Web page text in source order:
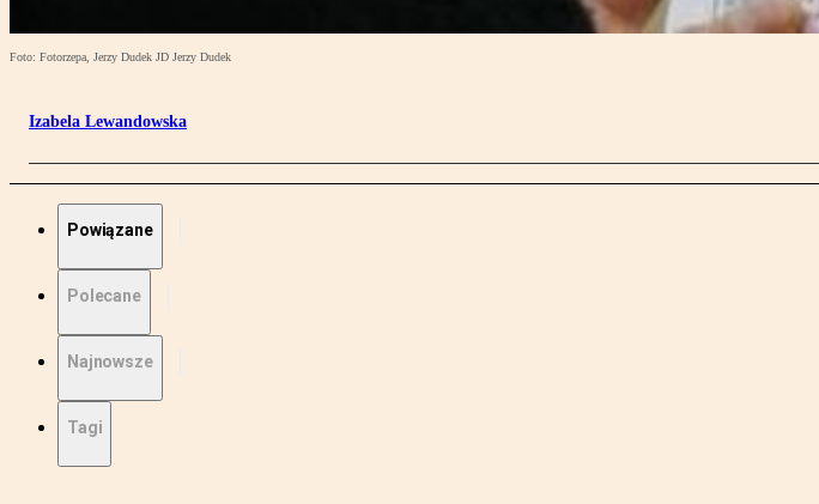
Foto: Fotorzepa, Jerzy Dudek JD Jerzy Dudek
Izabela Lewandowska
Powiązane
Polecane
Najnowsze
Tagi